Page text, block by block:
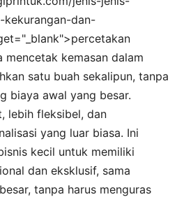
kekurangan-dan-
kemasan dalam
satu buah sekalipun, tanpa
biaya awal yang besar.
lebih fleksibel, dan
yang luar biasa. Ini
kecil untuk memiliki
dan eksklusif, sama
tanpa harus menguras